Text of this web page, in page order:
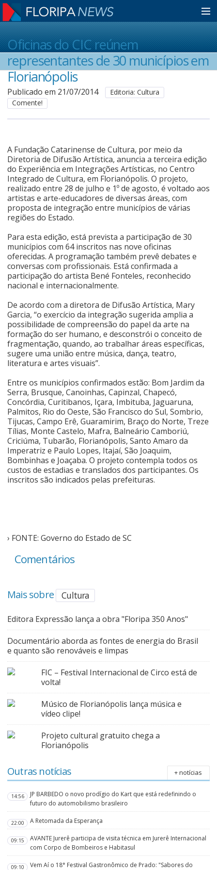
Home
Notícias
Colunistas
Guia de Serviços
Anuncie
Cinema
Agenda Cultural
Fale Conosco
Oficinas do CIC reúnem
representantes de 30 municípios em
Florianópolis
Publicado em 21/07/2014
Editoria: Cultura
Comente!
A Fundação Catarinense de Cultura, por meio da
Diretoria de Difusão Artística, anuncia a terceira edição
do Experiência em Integrações Artísticas, no Centro
Integrado de Cultura, em Florianópolis. O projeto,
realizado entre 28 de julho e 1º de agosto, é voltado aos
artistas e arte-educadores de diversas áreas, com
proposta de integração entre municípios de várias
regiões do Estado.
Para esta edição, está prevista a participação de 30
municípios com 64 inscritos nas nove oficinas
oferecidas. A programação também prevê debates e
conversas com profissionais. Está confirmada a
participação do artista Bené Fonteles, reconhecido
nacional e internacionalmente.
De acordo com a diretora de Difusão Artística, Mary
Garcia, “o exercício da integração sugerida amplia a
possibilidade de compreensão do papel da arte na
formação do ser humano, e desconstrói o conceito de
fragmentação, quando, ao trabalhar áreas específicas,
sugere uma união entre música, dança, teatro,
literatura e artes visuais”.
Entre os municípios confirmados estão: Bom Jardim da
Serra, Brusque, Canoinhas, Capinzal, Chapecó,
Concórdia, Curitibanos, Içara, Imbituba, Jaguaruna,
Palmitos, Rio do Oeste, São Francisco do Sul, Sombrio,
Tijucas, Campo Erê, Guaramirim, Braço do Norte, Treze
Tílias, Monte Castelo, Mafra, Balneário Camboriú,
Criciúma, Tubarão, Florianópolis, Santo Amaro da
Imperatriz e Paulo Lopes, Itajaí, São Joaquim,
Bombinhas e Joaçaba. O projeto contempla todos os
custos de estadias e translados dos participantes. Os
inscritos são indicados pelas prefeituras.
› FONTE: Governo do Estado de SC
Comentários
Mais sobre Cultura
Editora Expressão lança a obra "Floripa 350 Anos"
Documentário aborda as fontes de energia do Brasil
e quanto são renováveis e limpas
FIC – Festival Internacional de Circo está de
volta!
Músico de Florianópolis lança música e
vídeo clipe!
Projeto cultural gratuito chega a
Florianópolis
Outras notícias + notícias
14:56
JP BARBEDO o novo prodígio do Kart que está redefinindo o
futuro do automobilismo brasileiro
22:00 A Retomada da Esperança
09:15
AVANTE Jurerê participa de visita técnica em Jurerê Internacional
com Corpo de Bombeiros e Habitasul
09:10 Vem Aí o 18° Festival Gastronômico de Prado: "Sabores do